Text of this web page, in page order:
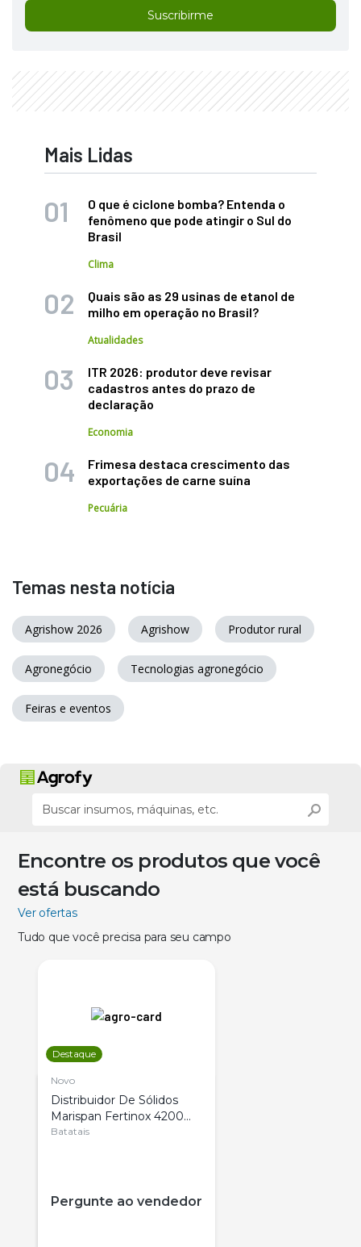
Suscribirme
Mais Lidas
O que é ciclone bomba? Entenda o
fenômeno que pode atingir o Sul do
Brasil
Clima
Quais são as 29 usinas de etanol de
milho em operação no Brasil?
Atualidades
ITR 2026: produtor deve revisar
cadastros antes do prazo de
declaração
Economia
Frimesa destaca crescimento das
exportações de carne suína
Pecuária
Temas nesta notícia
Agrishow 2026 Agrishow Produtor rural
Agronegócio Tecnologias agronegócio
Feiras e eventos
Encontre os produtos que você
está buscando
Ver ofertas
Tudo que você precisa para seu campo
Destaque
Novo
Distribuidor De Sólidos
Marispan Fertinox 4200
Citrus
Batatais
Pergunte ao vendedor